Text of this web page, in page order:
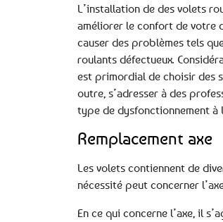
L’installation de des volets
améliorer le confort de votre
causer des problèmes tels
roulants défectueux.
est primordial de choisir des
outre, s’adresser à des
type de dysfonctionnement à
Remplacement axe
Les volets contiennent de
nécessité peut concerner
En ce qui concerne l’axe, il